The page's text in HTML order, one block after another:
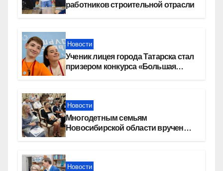
работников строительной отрасли
Новости
Ученик лицея города Татарска стал
призером конкурса «Большая
Новости
Многодетным семьям
Новосибирской области вручены
Новости